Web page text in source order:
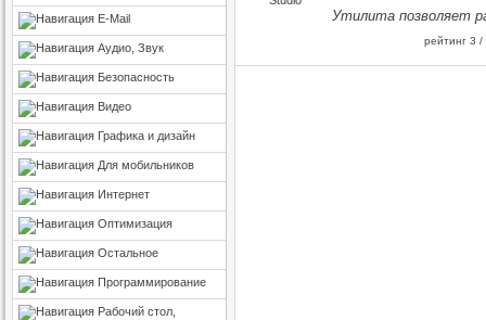
E-Mail
Аудио, Звук
Безопасность
Видео
Графика и дизайн
Для мобильников
Интернет
Оптимизация
Остальное
Программирование
Рабочий стол,
Утилита позволяет
рейтинг 3 /